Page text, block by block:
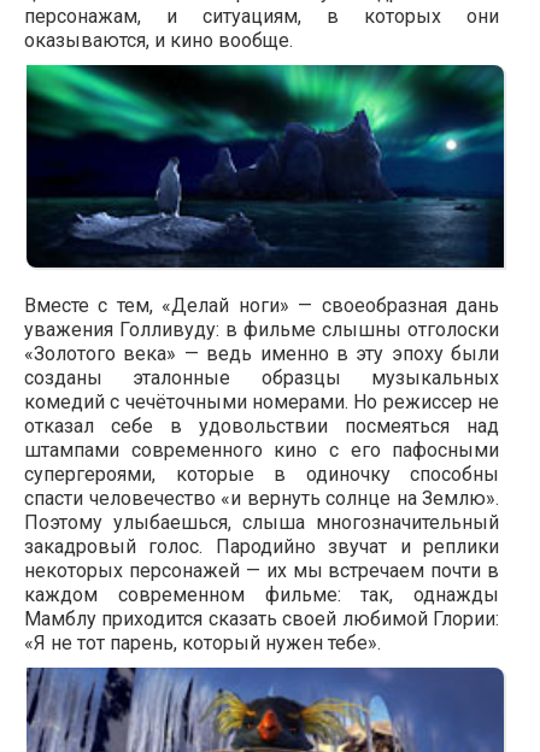
персонажам, и ситуациям, в которых они
оказываются, и кино вообще.
Вместе с тем, «Делай ноги» — своеобразная дань
уважения Голливуду: в фильме слышны отголоски
«Золотого века» — ведь именно в эту эпоху были
созданы эталонные образцы музыкальных
комедий с чечёточными номерами. Но режиссер не
отказал себе в удовольствии посмеяться над
штампами современного кино с его пафосными
супергероями, которые в одиночку способны
спасти человечество «и вернуть солнце на Землю».
Поэтому улыбаешься, слыша многозначительный
закадровый голос. Пародийно звучат и реплики
некоторых персонажей — их мы встречаем почти в
каждом современном фильме: так, однажды
Мамблу приходится сказать своей любимой Глории:
«Я не тот парень, который нужен тебе».